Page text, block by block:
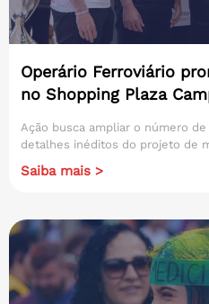
Operário Ferroviário
no Shopping Plaza
Ação busca ampliar o número
detalhes inéditos do projeto de
Saiba mais >